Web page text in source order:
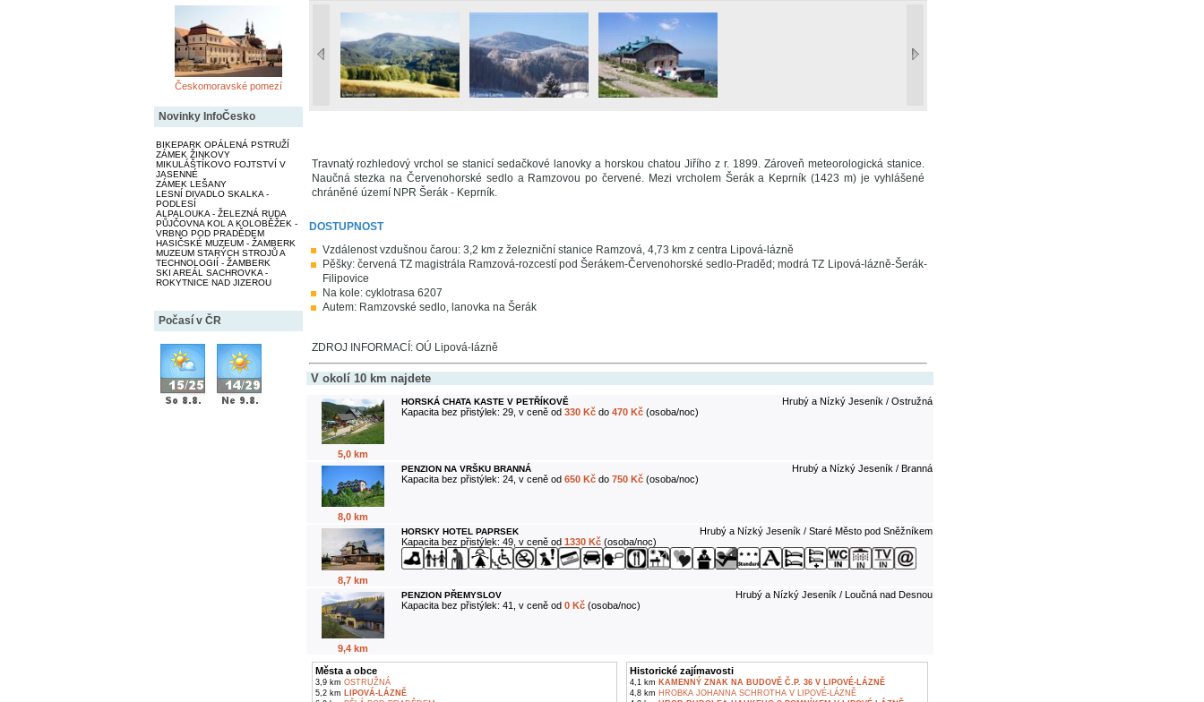
Českomoravské pomezí
Novinky InfoČesko
BIKEPARK OPÁLENÁ PSTRUŽÍ
ZÁMEK ŽINKOVY
MIKULÁŠTÍKOVO FOJTSTVÍ V
JASENNÉ
ZÁMEK LEŠANY
LESNÍ DIVADLO SKALKA -
PODLESÍ
ALPALOUKA - ŽELEZNÁ RUDA
PŮJČOVNA KOL A KOLOBĚŽEK -
VRBNO POD PRADĚDEM
HASIČSKÉ MUZEUM - ŽAMBERK
MUZEUM STARÝCH STROJŮ A
TECHNOLOGIÍ - ŽAMBERK
SKI AREÁL SACHROVKA -
ROKYTNICE NAD JIZEROU
Počasí v ČR
Travnatý rozhledový vrchol se stanicí sedačkové lanovky a horskou chatou Jiřího z r. 1899. Zároveň meteorologická stanice.
Naučná stezka na Červenohorské sedlo a Ramzovou po červené. Mezi vrcholem Šerák a Keprník (1423 m) je vyhlášené
chráněné území NPR Šerák - Keprník.
DOSTUPNOST
Vzdálenost vzdušnou čarou: 3,2 km z železniční stanice Ramzová, 4,73 km z centra Lipová-lázně
Pěšky: červená TZ magistrála Ramzová-rozcestí pod Šerákem-Červenohorské sedlo-Praděd; modrá TZ Lipová-lázně-Šerák-
Filipovice
Na kole: cyklotrasa 6207
Autem: Ramzovské sedlo, lanovka na Šerák
ZDROJ INFORMACÍ: OÚ Lipová-lázně
V okolí 10 km najdete
5,0 km
HORSKÁ CHATA KASTE V PETŘÍKOVĚ
Hrubý a Nízký Jeseník / Ostružná
Kapacita bez přistýlek: 29, v ceně od 330 Kčdo 470 Kč(osoba/noc)
8,0 km
PENZION NA VRŠKU BRANNÁ
Hrubý a Nízký Jeseník / Branná
Kapacita bez přistýlek: 24, v ceně od 650 Kčdo 750 Kč(osoba/noc)
8,7 km
HORSKY HOTEL PAPRSEK
Hrubý a Nízký Jeseník / Staré Město pod Sněžníkem
Kapacita bez přistýlek: 49, v ceně od 1330 Kč(osoba/noc)
9,4 km
PENZION PŘEMYSLOV
Hrubý a Nízký Jeseník / Loučná nad Desnou
Kapacita bez přistýlek: 41, v ceně od 0 Kč(osoba/noc)
Města a obce
3,9 km OSTRUŽNÁ
5,2 km LIPOVÁ-LÁZNĚ
Historické zajímavosti
4,1 km KAMENNÝ ZNAK NA BUDOVĚ Č.P. 36 V LIPOVÉ-LÁZNĚ
4,8 km HROBKA JOHANNA SCHROTHA V LIPOVÉ-LÁZNĚ